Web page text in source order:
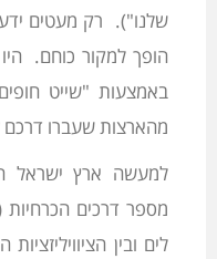
שלנו"). רק מעטים
הופך למקור כוחם.
באמצעות "שייט
מהארצות שעברו
למעשה ארץ ישראל
מספר דרכים
לים ובין